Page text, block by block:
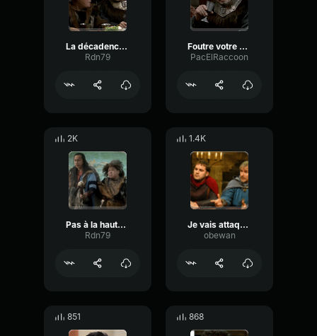
La décadence est en marche
Rdn79
Foutre votre merde
PacElRaccoon
2K
Pas à la hauteur de la légende
Rdn79
1.4K
Je vais attaquer en tant que Karadoc - Karadoc et Perceval
obewan
851 868